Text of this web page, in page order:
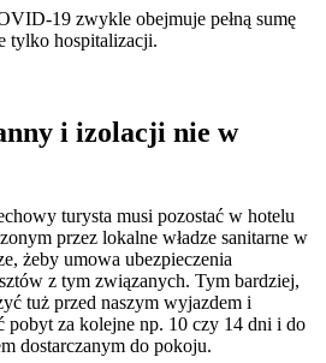
19 zwykle obejmuje pełną sumę
tylko hospitalizacji.
i izolacji nie w
turysta musi pozostać w hotelu
przez lokalne władze sanitarne w
żeby umowa ubezpieczenia
z tym związanych. Tym bardziej,
tuż przed naszym wyjazdem i
pobyt za kolejne np. 10 czy 14 dni i do
dostarczanym do pokoju.